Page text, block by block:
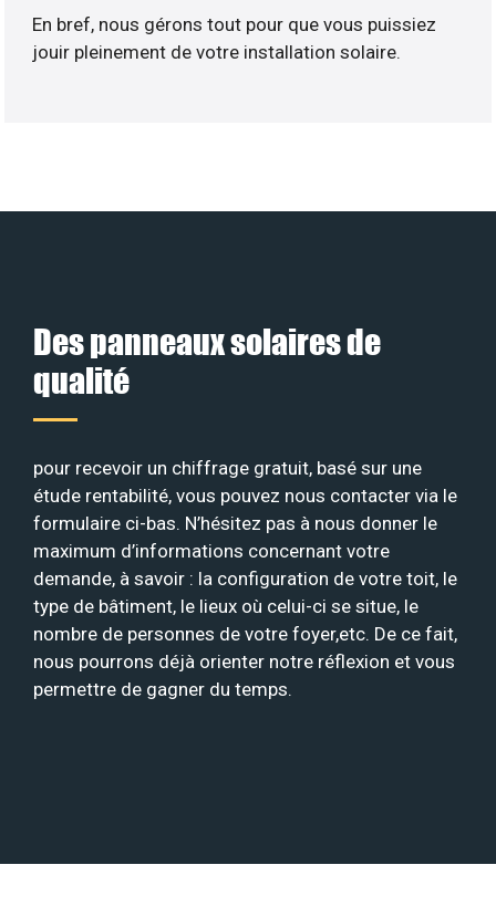
En bref, nous gérons tout pour que vous puissiez
jouir pleinement de votre installation solaire.
Des panneaux solaires de
qualité
pour recevoir un chiffrage gratuit, basé sur une
étude rentabilité, vous pouvez nous contacter via le
formulaire ci-bas. N’hésitez pas à nous donner le
maximum d’informations concernant votre
demande, à savoir : la configuration de votre toit, le
type de bâtiment, le lieux où celui-ci se situe, le
nombre de personnes de votre foyer,etc. De ce fait,
nous pourrons déjà orienter notre réflexion et vous
permettre de gagner du temps.